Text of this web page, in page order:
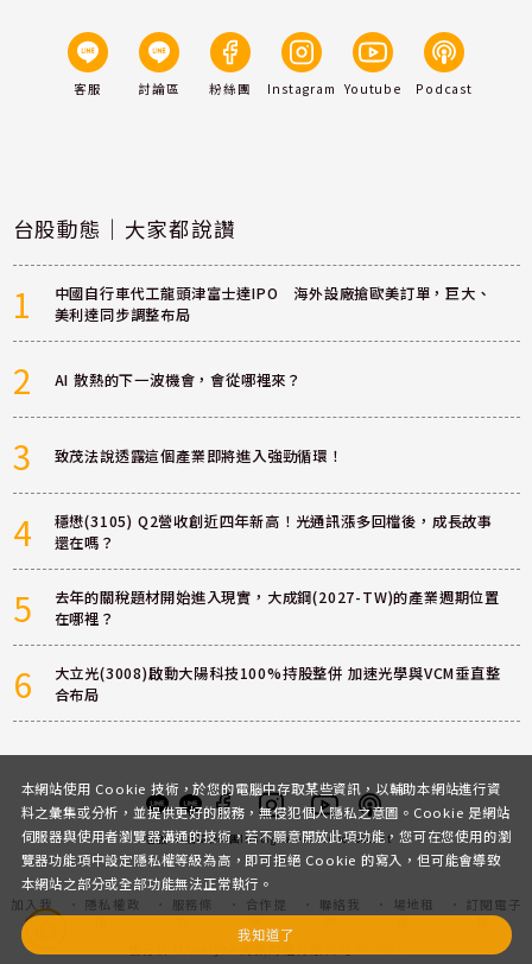
客服 討論區 粉絲團 Instagram Youtube Podcast
台股動態｜大家都說讚
1
中國自行車代工龍頭津富士達IPO 海外設廠搶歐美訂單，巨大、
美利達同步調整布局
2 AI 散熱的下一波機會，會從哪裡來？
3 致茂法說透露這個產業即將進入強勁循環！
4
穩懋(3105) Q2營收創近四年新高！光通訊漲多回檔後，成長故事
還在嗎？
5
去年的關稅題材開始進入現實，大成鋼(2027-TW)的產業週期位置
在哪裡？
6
大立光(3008)啟動大陽科技100%持股整併 加速光學與VCM垂直整
合布局
客服 討論區粉絲團InstagramYoutubePodcast
加入我
們
隱私權政
服務條
合作提
聯絡我
場地租
訂閱電子
本網站使用 Cookie 技術，於您的電腦中存取某些資訊，以輔助本網站進行資
料之彙集或分析，並提供更好的服務，無侵犯個人隱私之意圖。Cookie 是網站
伺服器與使用者瀏覽器溝通的技術，若不願意開放此項功能，您可在您使用的瀏
覽器功能項中設定隱私權等級為高，即可拒絕 Cookie 的寫入，但可能會導致
本網站之部分或全部功能無法正常執行。
我知道了